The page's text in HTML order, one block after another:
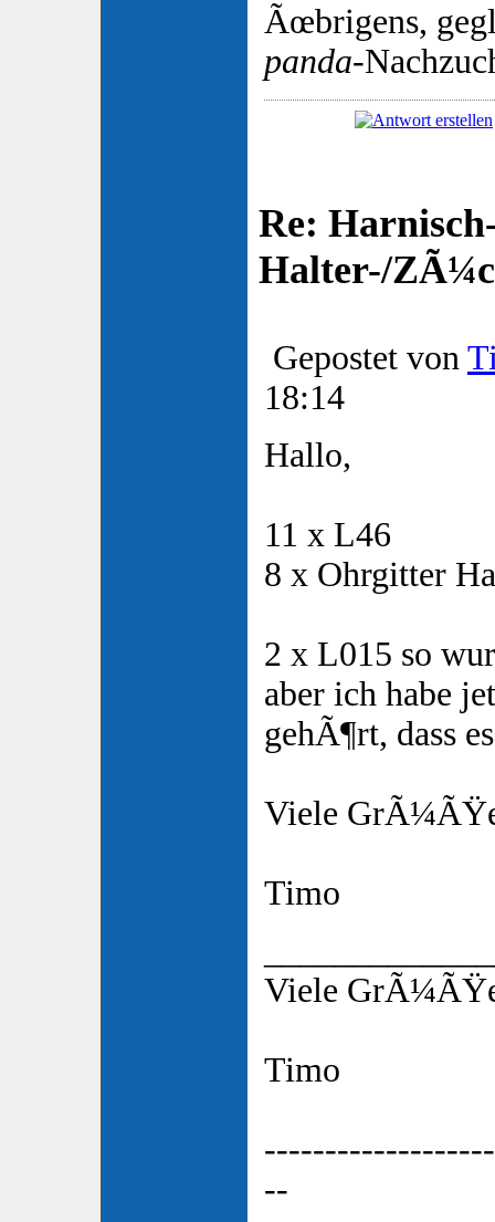
Ãœbrigens,
panda-
Re:
Halter-/
Gepostet von
18:14
Hallo,
11 x L46
8 x Ohrgitter
2 x L015 so
aber ich habe
gehÃ¶rt, dass
Viele
Timo
Viele
Timo
--